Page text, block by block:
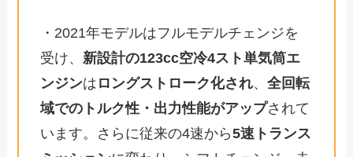
・2021年モデルはフルモデルチェンジを
受け、 新設計の123cc空冷4スト単気筒エ
ンジンは ロングストローク化され、全回転
域でのトルク性・出力性能がアップされて
います。さらに従来の4速から5速トランス